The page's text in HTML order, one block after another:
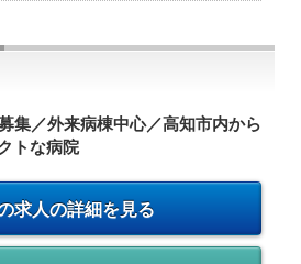
集／外来病棟中心／高知市内から
トな病院
求人の詳細を見る